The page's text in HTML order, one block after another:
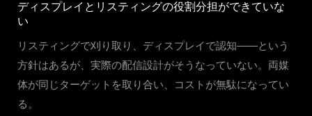
ディスプレイとリスティングの役割分担ができていな
い
リスティングで刈り取り、ディスプレイで認知——という
方針はあるが、実際の配信設計がそうなっていない。両媒
体が同じターゲットを取り合い、コストが無駄になってい
る。